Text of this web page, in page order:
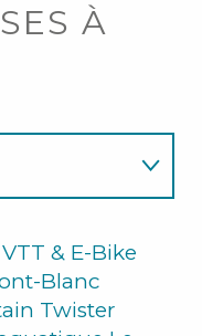
À
& E-Bike
Blanc
Twister